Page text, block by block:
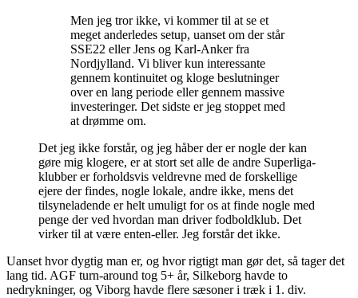
Men jeg tror ikke, vi kommer til at se et
meget anderledes setup, uanset om der står
SSE22 eller Jens og Karl-Anker fra
Nordjylland. Vi bliver kun interessante
gennem kontinuitet og kloge beslutninger
over en lang periode eller gennem massive
investeringer. Det sidste er jeg stoppet med
at drømme om.
Det jeg ikke forstår, og jeg håber der er nogle der kan
gøre mig klogere, er at stort set alle de andre Superliga-
klubber er forholdsvis veldrevne med de forskellige
ejere der findes, nogle lokale, andre ikke, mens det
tilsyneladende er helt umuligt for os at finde nogle med
penge der ved hvordan man driver fodboldklub. Det
virker til at være enten-eller. Jeg forstår det ikke.
Uanset hvor dygtig man er, og hvor rigtigt man gør det, så tager det
lang tid. AGF turn-around tog 5+ år, Silkeborg havde to
nedrykninger, og Viborg havde flere sæsoner i træk i 1. div.